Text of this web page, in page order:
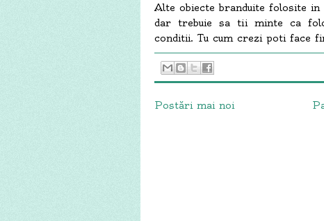
Alte obiecte branduite folosite in
dar trebuie sa tii minte ca
conditii. Tu cum crezi poti face
Postări mai noi